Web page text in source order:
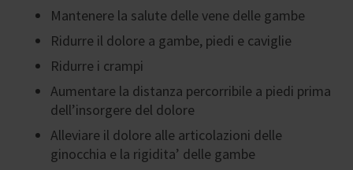
Mantenere la salute delle vene delle gambe
Ridurre il dolore a gambe, piedi e caviglie
Ridurre i crampi
Aumentare la distanza percorribile a piedi prima
dell’insorgere del dolore
Alleviare il dolore alle articolazioni delle
ginocchia e la rigidita’ delle gambe